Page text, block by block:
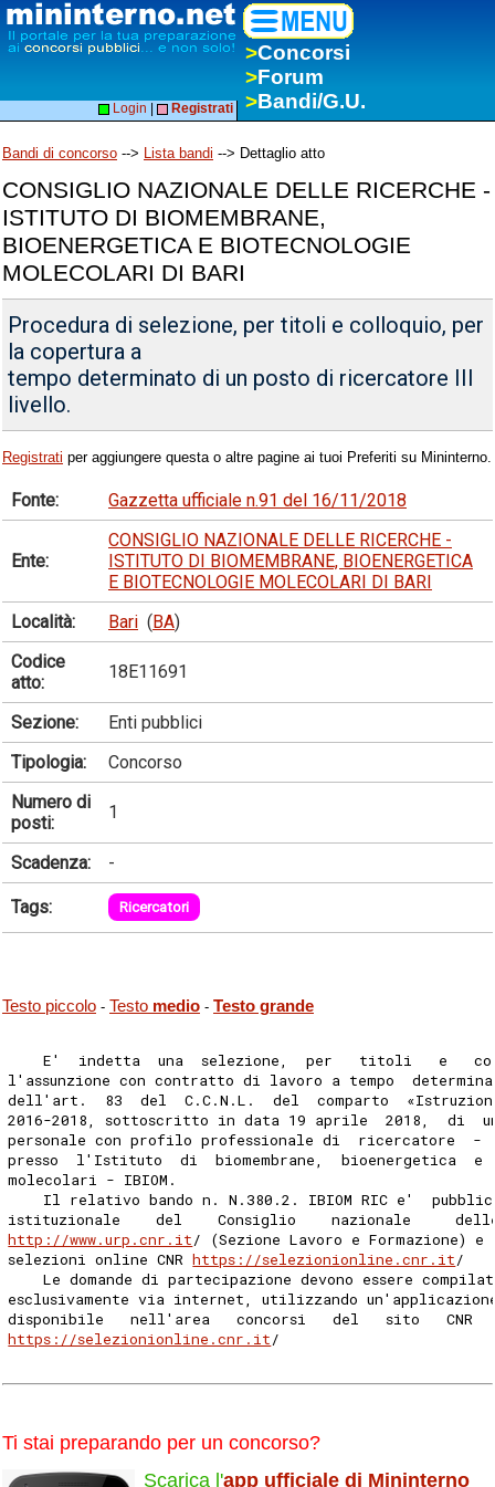
>Concorsi
>Forum
>Bandi/G.U.
Login Registrati
Bandi di concorso --> Lista bandi --> Dettaglio atto
CONSIGLIO NAZIONALE DELLE RICERCHE -
ISTITUTO DI BIOMEMBRANE,
BIOENERGETICA E BIOTECNOLOGIE
MOLECOLARI DI BARI
Procedura di selezione, per titoli e colloquio, per
la copertura a
tempo determinato di un posto di ricercatore III
livello.
Registrati per aggiungere questa o altre pagine ai tuoi Preferiti su Mininterno.
Fonte: Gazzetta ufficiale n.91 del 16/11/2018
Ente:
CONSIGLIO NAZIONALE DELLE RICERCHE -
ISTITUTO DI BIOMEMBRANE, BIOENERGETICA
E BIOTECNOLOGIE MOLECOLARI DI BARI
Località:
Bari (BA)
Codice
atto:
18E11691
Sezione:
Enti pubblici
Tipologia:
Concorso
Numero di
posti:
1
Scadenza: -
Tags: Ricercatori
Testo piccolo - Testo medio - Testo grande
E'  indetta  una  selezione,  per   titoli   e
l'assunzione con contratto di lavoro a tempo
dell'art.  83  del  C.C.N.L.  del  comparto
2016-2018, sottoscritto in data 19 aprile  2018,  di
personale con profilo professionale di
presso  l'Istituto  di  biomembrane,  bioenergetica  e
molecolari - IBIOM.
Il relativo bando n. N.380.2. IBIOM RIC e'
istituzionale    del    Consiglio    nazionale
http://www.urp.cnr.it/ (Sezione Lavoro e Formazione)
selezioni online CNR https://selezionionline.cnr.it/
Le domande di partecipazione devono essere
esclusivamente via internet, utilizzando
disponibile   nell'area   concorsi   del   sito   CNR
https://selezionionline.cnr.it/
Ti stai preparando per un concorso?
Scarica l'app ufficiale di Mininterno